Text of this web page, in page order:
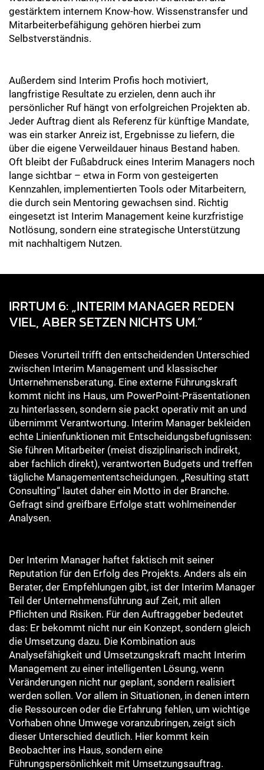
gestärktem internem Know-how. Wissenstransfer und
Mitarbeiterbefähigung gehören hierbei zum
Selbstverständnis.
Außerdem sind Interim Profis hoch motiviert,
langfristige Resultate zu erzielen, denn auch ihr
persönlicher Ruf hängt von erfolgreichen Projekten ab.
Jeder Auftrag dient als Referenz für künftige Mandate,
was ein starker Anreiz ist, Ergebnisse zu liefern, die
über die eigene Verweildauer hinaus Bestand haben.
Oft bleibt der Fußabdruck eines Interim Managers noch
lange sichtbar – etwa in Form von gesteigerten
Kennzahlen, implementierten Tools oder Mitarbeitern,
die durch sein Mentoring gewachsen sind. Richtig
eingesetzt ist Interim Management keine kurzfristige
Notlösung, sondern eine strategische Unterstützung
mit nachhaltigem Nutzen.
IRRTUM 6: „INTERIM MANAGER REDEN
VIEL, ABER SETZEN NICHTS UM.“
Dieses Vorurteil trifft den entscheidenden Unterschied
zwischen Interim Management und klassischer
Unternehmensberatung. Eine externe Führungskraft
kommt nicht ins Haus, um PowerPoint-Präsentationen
zu hinterlassen, sondern sie packt operativ mit an und
übernimmt Verantwortung. Interim Manager bekleiden
echte Linienfunktionen mit Entscheidungsbefugnissen:
Sie führen Mitarbeiter (meist disziplinarisch indirekt,
aber fachlich direkt), verantworten Budgets und treffen
tägliche Managemententscheidungen. „Resulting statt
Consulting“ lautet daher ein Motto in der Branche.
Gefragt sind greifbare Erfolge statt wohlmeinender
Analysen.
Der Interim Manager haftet faktisch mit seiner
Reputation für den Erfolg des Projekts. Anders als ein
Berater, der Empfehlungen gibt, ist der Interim Manager
Teil der Unternehmensführung auf Zeit, mit allen
Pflichten und Risiken. Für den Auftraggeber bedeutet
das: Er bekommt nicht nur ein Konzept, sondern gleich
die Umsetzung dazu. Die Kombination aus
Analysefähigkeit und Umsetzungskraft macht Interim
Management zu einer intelligenten Lösung, wenn
Veränderungen nicht nur geplant, sondern realisiert
werden sollen. Vor allem in Situationen, in denen intern
die Ressourcen oder die Erfahrung fehlen, um wichtige
Vorhaben ohne Umwege voranzubringen, zeigt sich
dieser Unterschied deutlich. Hier kommt kein
Beobachter ins Haus, sondern eine
Führungspersönlichkeit mit Umsetzungsauftrag.